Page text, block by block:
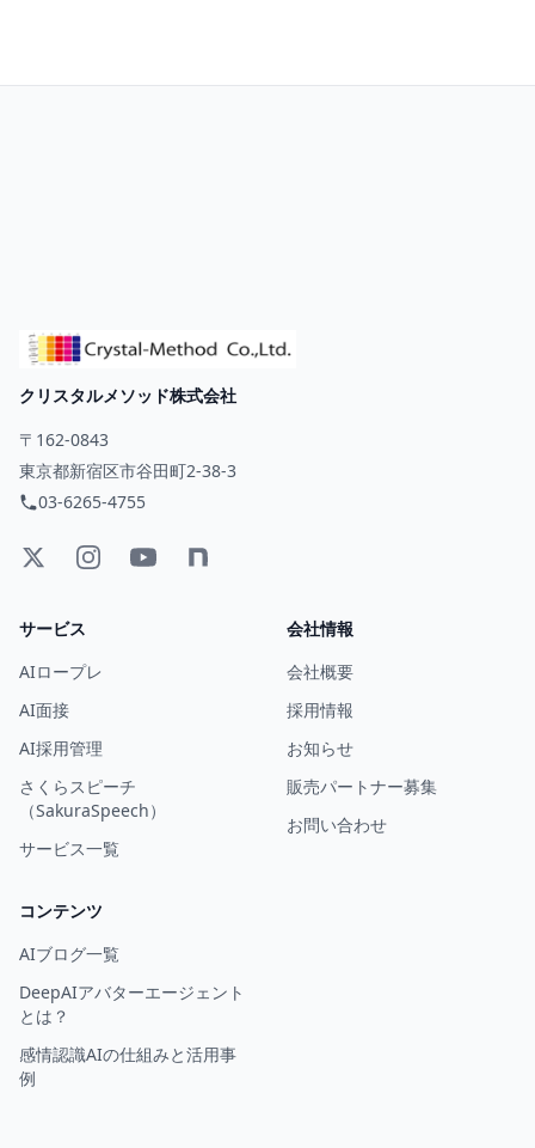
クリスタルメソッド株式会社
〒162-0843
東京都新宿区市谷田町2-38-3
03-6265-4755
サービス
AIロープレ
AI面接
AI採用管理
さくらスピーチ
（SakuraSpeech）
サービス一覧
会社情報
会社概要
採用情報
お知らせ
販売パートナー募集
お問い合わせ
コンテンツ
AIブログ一覧
DeepAIアバターエージェント
とは？
感情認識AIの仕組みと活用事
例